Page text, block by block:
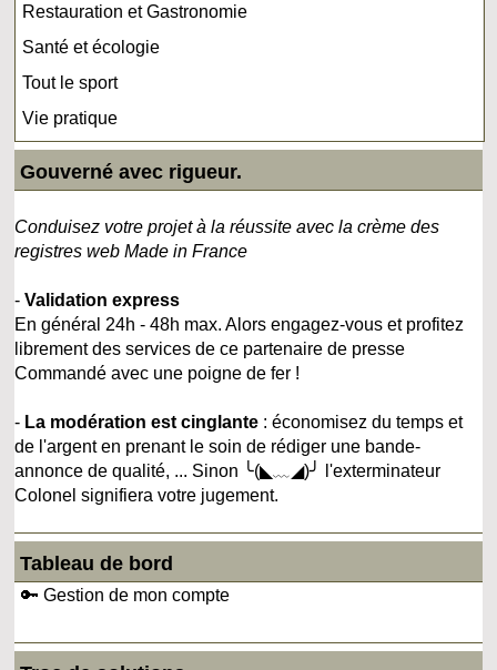
Restauration et Gastronomie
Santé et écologie
Tout le sport
Vie pratique
Gouverné avec rigueur.
Conduisez votre projet à la réussite avec la crème des
registres web Made in France
-Validation express
En général 24h - 48h max. Alors engagez-vous et profitez
librement des services de ce partenaire de presse
Commandé avec une poigne de fer !
- La modération est cinglante : économisez du temps et
de l'argent en prenant le soin de rédiger une bande-
annonce de qualité, ... Sinon ╰(◣﹏◢)╯ l'exterminateur
Colonel signifiera votre jugement.
Tableau de bord
🔑 Gestion de mon compte